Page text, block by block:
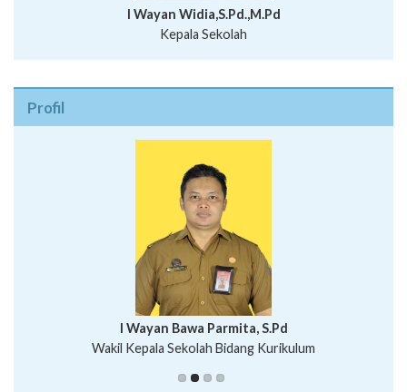
I Wayan Widia,S.Pd.,M.Pd
Kepala Sekolah
Profil
Putu Suhartana, S.Pd.
I Wayan Bawa Parmita, S.Pd
Wakil Kepala Sekolah Bidang Kurikulum
I Wayan Gede Aditya Pratita, S.Pd., M.Sn
Ni Wayan Nopi Sutantri, S.Pd.